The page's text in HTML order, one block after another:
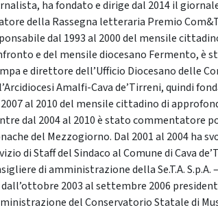
ha fondato e dirige dal 2014 il
della Rassegna letteraria Premio
dal 1993 al 2000 del mensile
e del mensile diocesano Fermento, è
e direttore dell’Ufficio Diocesano delle
Amalfi-Cava de’Tirreni, quindi
al 2010 del mensile cittadino di
dal 2004 al 2010 è stato commentatore
del Mezzogiorno. Dal 2001 al 2004 ha
di Staff del Sindaco al Comune di Cava
di amministrazione della Se.T.A.
2003 al settembre 2006
del Conservatorio Statale di